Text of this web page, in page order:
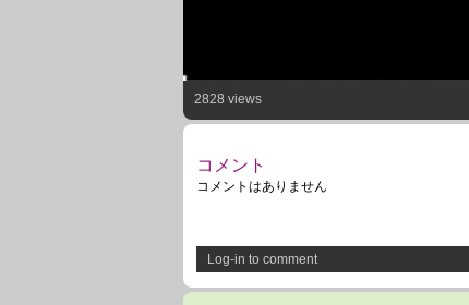
2828 views
コメント
コメントはありません
Log-in to comment